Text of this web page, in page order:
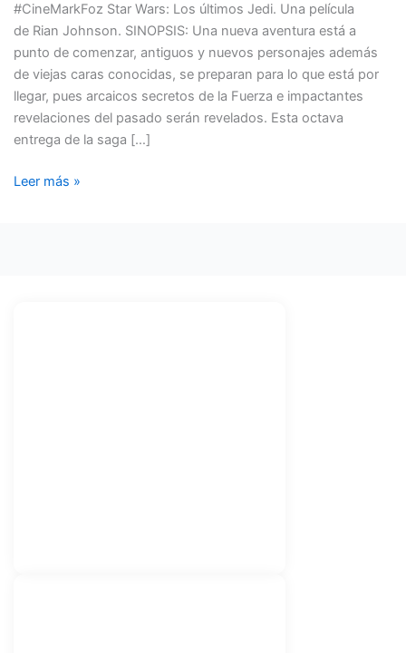
#CineMarkFoz Star Wars: Los últimos Jedi. Una película
de Rian Johnson. SINOPSIS: Una nueva aventura está a
punto de comenzar, antiguos y nuevos personajes además
de viejas caras conocidas, se preparan para lo que está por
llegar, pues arcaicos secretos de la Fuerza e impactantes
revelaciones del pasado serán revelados. Esta octava
entrega de la saga […]
FOZ
DO
IGUAZU
Leer más »